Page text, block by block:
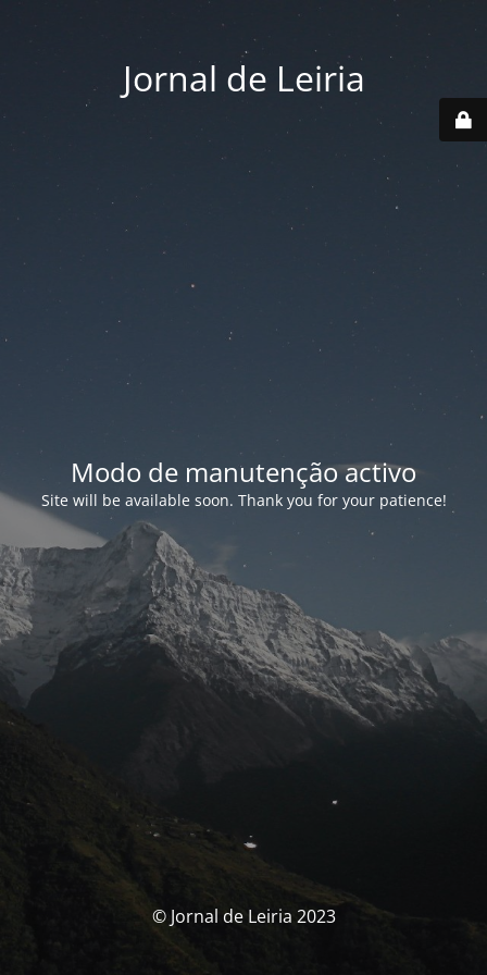
Jornal de Leiria
Modo de manutenção activo
Site will be available soon. Thank you for your patience!
© Jornal de Leiria 2023